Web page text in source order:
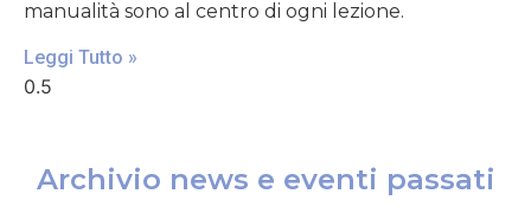
manualità sono al centro di ogni lezione.
Leggi Tutto »
Archivio news e eventi passati